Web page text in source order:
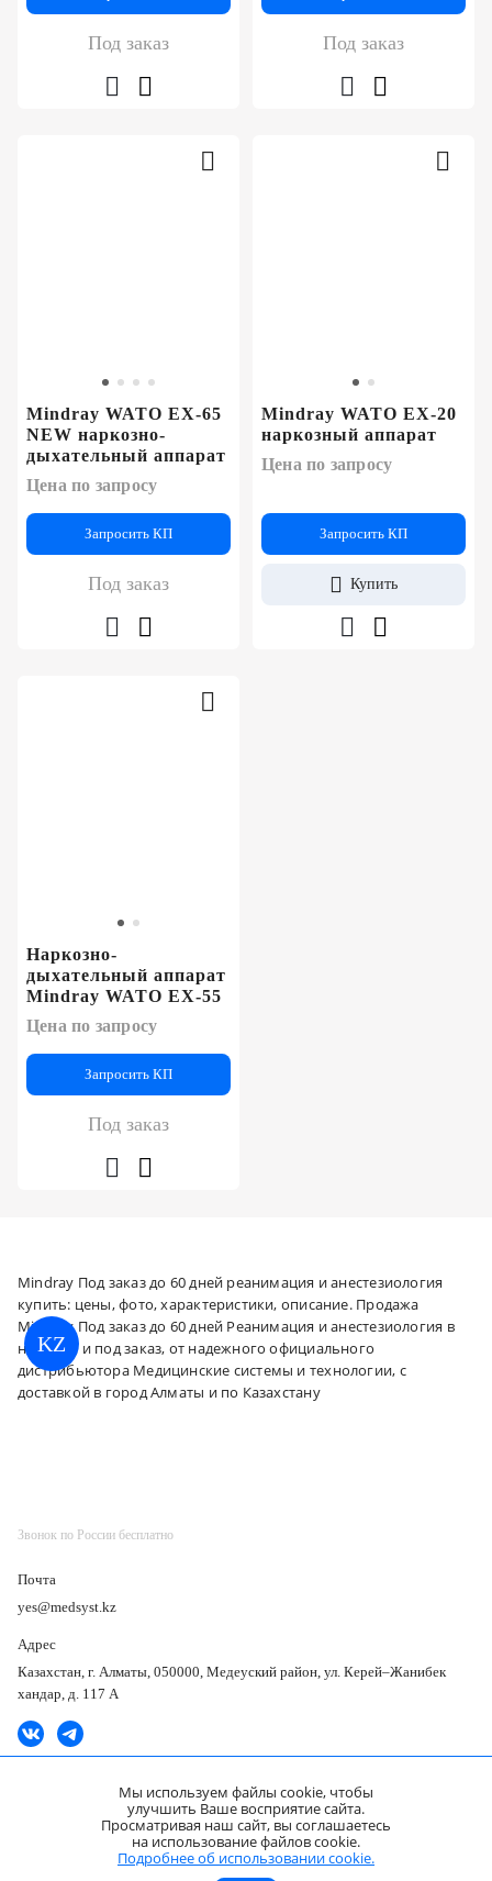
KZ
Под заказ Под заказ
Mindray WATO EX-65
NEW наркозно-
дыхательный аппарат
Цена по запросу
Запросить КП
Под заказ
Mindray WATO EX-20
наркозный аппарат
Цена по запросу
Запросить КП
Купить
Наркозно-
дыхательный аппарат
Mindray WATO EX-55
Цена по запросу
Запросить КП
Под заказ
Mindray Под заказ до 60 дней реанимация и анестезиология
купить: цены, фото, характеристики, описание. Продажа
Mindray Под заказ до 60 дней Реанимация и анестезиология в
наличии и под заказ, от надежного официального
дистрибьютора Медицинские системы и технологии, с
доставкой в город Алматы и по Казахстану
Звонок по России бесплатно
Почта
yes@medsyst.kz
Адрес
Казахстан, г. Алматы, 050000, Медеуский район, ул. Керей–Жанибек
хандар, д. 117 А
Карта подборок
ООО «Медицинские Системы и Технологии» © 2007 - 2026.
Сайт носит информационный характер и не является публичной офертой.
Мы используем файлы cookie, чтобы
улучшить Ваше восприятие сайта.
Просматривая наш сайт, вы соглашаетесь
на использование файлов cookie.
Подробнее об использовании cookie.